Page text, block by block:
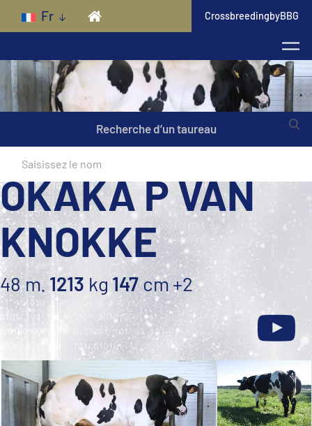
Skip to main content
Fr CrossbreedingbyBBG
Recherche d’un taureau
OKAKA P VAN
KNOKKE
48 m. 1213 kg 147cm+2